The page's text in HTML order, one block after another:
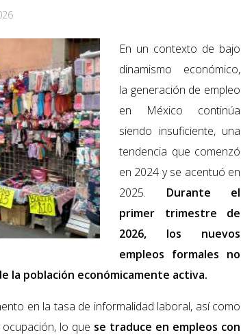
En un contexto de bajo
dinamismo económico,
la generación de empleo
en México continúa
siendo insuficiente, una
tendencia que comenzó
en 2024 y se acentuó en
2025. Durante el
primer trimestre de
2026, los nuevos
empleos formales no
la población económicamente activa.
en la tasa de informalidad laboral, así como
lo que se traduce en empleos con